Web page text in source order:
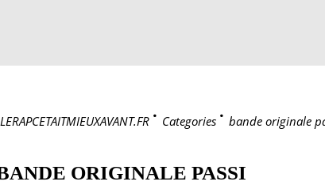
LERAPCETAITMIEUXAVANT.FR > Categories > bande originale
ORIGINALE PASSI